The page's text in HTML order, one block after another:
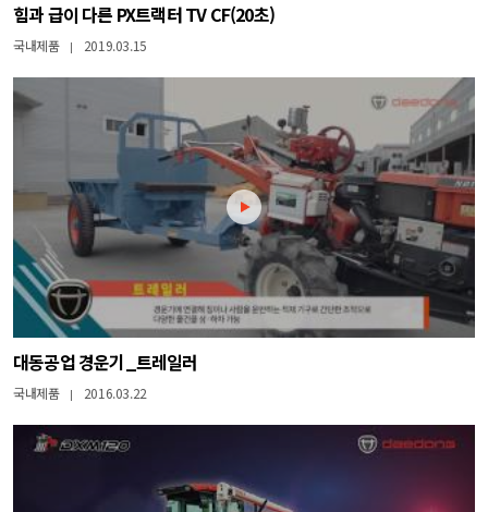
힘과 급이 다른 PX트랙터 TV CF(20초)
국내제품 | 2019.03.15
대동공업 경운기_트레일러
국내제품 | 2016.03.22